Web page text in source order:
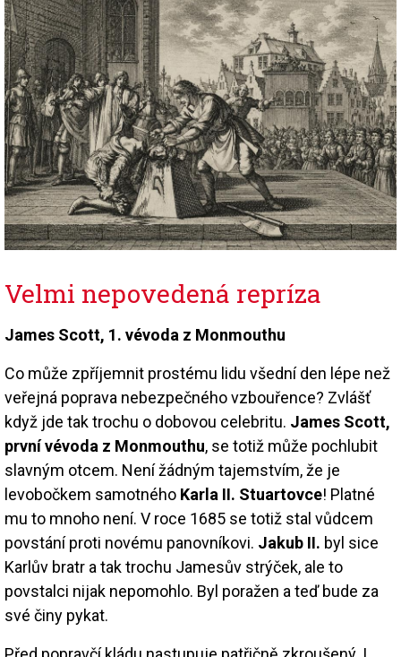
Velmi nepovedená repríza
James Scott, 1. vévoda z Monmouthu
Co může zpříjemnit prostému lidu všední den lépe než
veřejná poprava nebezpečného vzbouřence? Zvlášť
když jde tak trochu o dobovou celebritu. James Scott,
první vévoda z Monmouthu, se totiž může pochlubit
slavným otcem. Není žádným tajemstvím, že je
levobočkem samotného Karla II. Stuartovce! Platné
mu to mnoho není. V roce 1685 se totiž stal vůdcem
povstání proti novému panovníkovi. Jakub II. byl sice
Karlův bratr a tak trochu Jamesův strýček, ale to
povstalci nijak nepomohlo. Byl poražen a teď bude za
své činy pykat.